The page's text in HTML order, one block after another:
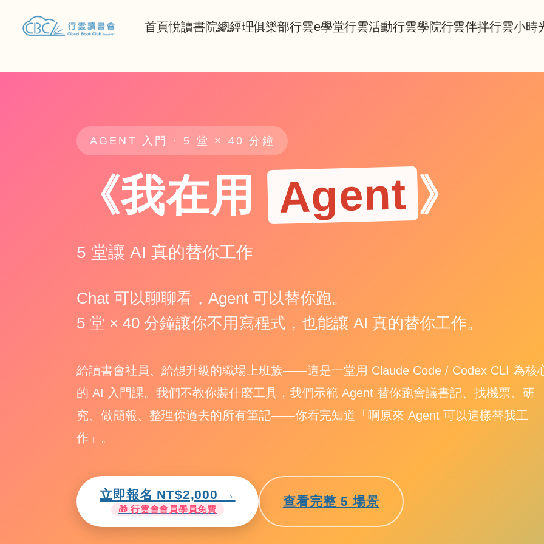
首頁悅讀書院總經理俱樂部行雲e學堂行雲活動行雲學院行雲伴拌行雲小時
AGENT 入門 · 5 堂 × 40 分鐘
《我在用 Agent 》
5 堂讓 AI 真的替你工作
Chat 可以聊聊看，Agent 可以替你跑。
5 堂 × 40 分鐘讓你不用寫程式，也能讓 AI 真的替你工作。
給讀書會社員、給想升級的職場上班族——這是一堂用 Claude Code / Codex CLI 為核
的 AI 入門課。我們不教你裝什麼工具，我們示範 Agent 替你跑會議書記、找機票、研
究、做簡報、整理你過去的所有筆記——你看完知道「啊原來 Agent 可以這樣替我工
作」。
立即報名 NT$2,000 →
🎁 行雲會會員學員免費
查看完整 5 場景